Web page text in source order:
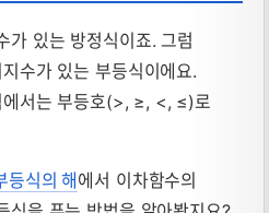
가 있는 방정식이죠. 그럼
수가 있는 부등식이에요.
서는 부등호(>, ≥, <, ≤)로
등식의 해 에서 이차함수의